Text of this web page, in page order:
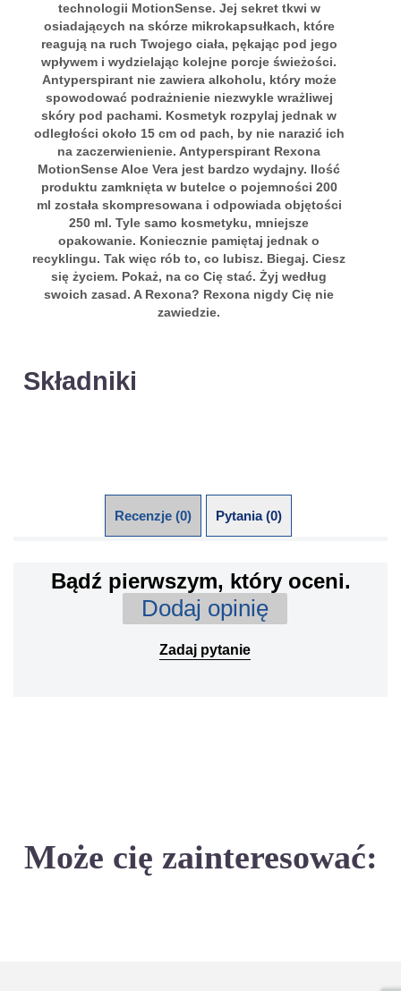
technologii MotionSense. Jej sekret tkwi w
osiadających na skórze mikrokapsułkach, które
reagują na ruch Twojego ciała, pękając pod jego
wpływem i wydzielając kolejne porcje świeżości.
Antyperspirant nie zawiera alkoholu, który może
spowodować podrażnienie niezwykle wrażliwej
skóry pod pachami. Kosmetyk rozpylaj jednak w
odległości około 15 cm od pach, by nie narazić ich
na zaczerwienienie. Antyperspirant Rexona
MotionSense Aloe Vera jest bardzo wydajny. Ilość
produktu zamknięta w butelce o pojemności 200
ml została skompresowana i odpowiada objętości
250 ml. Tyle samo kosmetyku, mniejsze
opakowanie. Koniecznie pamiętaj jednak o
recyklingu. Tak więc rób to, co lubisz. Biegaj. Ciesz
się życiem. Pokaż, na co Cię stać. Żyj według
swoich zasad. A Rexona? Rexona nigdy Cię nie
zawiedzie.
Składniki
Recenzje (0) Pytania (0)
Bądź pierwszym, który oceni.
Dodaj opinię
Zadaj pytanie
Może cię zainteresować: